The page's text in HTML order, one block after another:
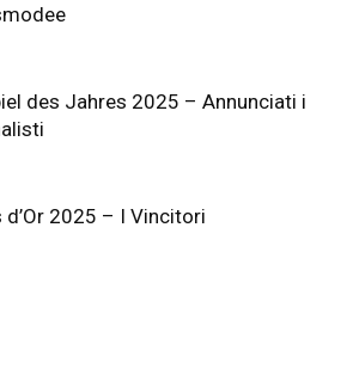
des Jahres 2025 – Annunciati i
d’Or 2025 – I Vincitori